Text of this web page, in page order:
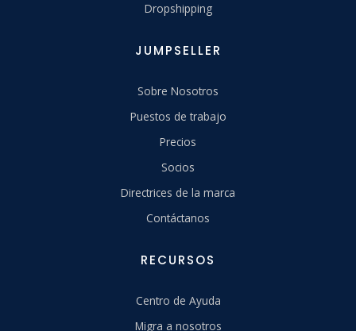
Dropshipping
JUMPSELLER
Sobre Nosotros
Puestos de trabajo
Precios
Socios
Directrices de la marca
Contáctanos
RECURSOS
Centro de Ayuda
Migra a nosotros